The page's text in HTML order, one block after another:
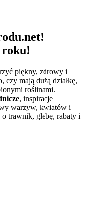
roku!
piękny, zdrowy i
czy mają dużą działkę,
roślinami.
, inspiracje
warzyw, kwiatów i
trawnik, glebę, rabaty i